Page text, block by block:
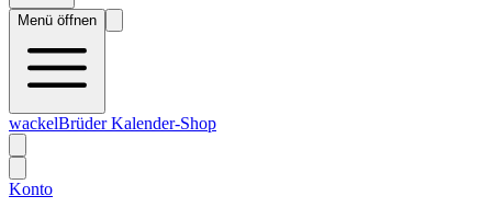
Menü öffnen
wackelBrüder Kalender-Shop
Konto